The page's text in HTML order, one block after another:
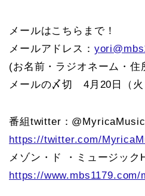
メールはこちらまで！
メールアドレス：
(お名前・ラジオネーム・住
メールの〆切 4月20日（火
番組twitter：@MyricaMusic
https://twitter.com/
メゾン・ド ・ミュージック
https://www.mbs1179.com/